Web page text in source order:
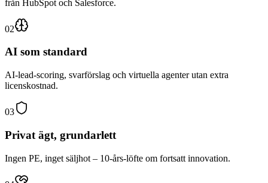
från HubSpot och Salesforce.
02
AI som standard
AI-lead-scoring, svarförslag och virtuella agenter utan extra
licenskostnad.
03
Privat ägt, grundarlett
Ingen PE, inget säljhot – 10-års-löfte om fortsatt innovation.